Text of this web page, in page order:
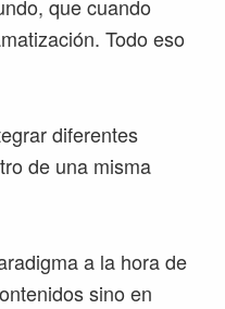
que cuando
Todo eso
diferentes
de una misma
a la hora de
sino en